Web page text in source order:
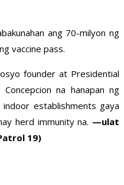
ang 70-milyon ng
vaccine pass.
founder at Presidential
na hanapan ng
establishments gaya
herd immunity na. —ulat
19)